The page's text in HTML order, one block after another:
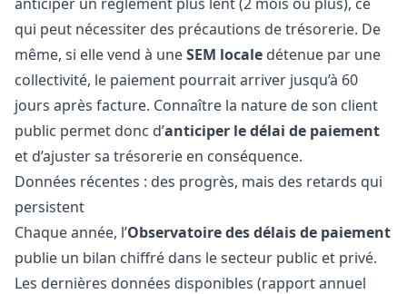
qui peut nécessiter des précautions de trésorerie. De
même, si elle vend à uneSEM locale détenue par une
collectivité, le paiement pourrait arriver jusqu’à 60
jours après facture. Connaître la nature de son client
public permet donc d’anticiper le délai de paiement
et d’ajuster sa trésorerie en conséquence.
Données récentes : des progrès, mais des retards qui
persistent
Chaque année, l’Observatoire des délais de paiement
publie un bilan chiffré dans le secteur public et privé.
Les dernières données disponibles (rapport annuel